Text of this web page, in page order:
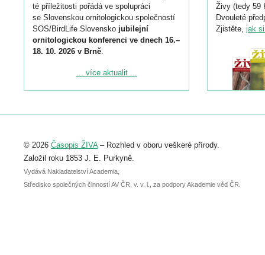
té příležitosti pořádá ve spolupráci
se Slovenskou ornitologickou společností
SOS/BirdLife Slovensko jubilejní
ornitologickou konferenci ve dnech 16.–
18. 10. 2026 v Brně.
Podrobnější informace ke konferenci
Registrovat se můžete do 6. září.
abstraktu přihlášené přednášky nebo
posteru je už 30. června.
... více aktualit ...
Živy (tedy 59
Dvouleté
Zjistěte, jak
© 2026 Časopis ŽIVA– Rozhled v oboru veškeré přírody.
Založil roku 1853 J. E. Purkyně.
Vydává Nakladatelství Academia,
Středisko společných činností AV ČR, v. v. i., za podpory Akademie věd ČR.